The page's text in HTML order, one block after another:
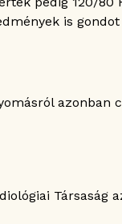
is gondot
azonban
Társaság